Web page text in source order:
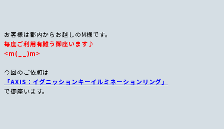
お客様は都内からお越しのM様です。
毎度ご利用有難う御座います♪
<m(__)m>
今回のご依頼は
「AXIS：イグニッションキーイルミネーションリング」
で御座います。